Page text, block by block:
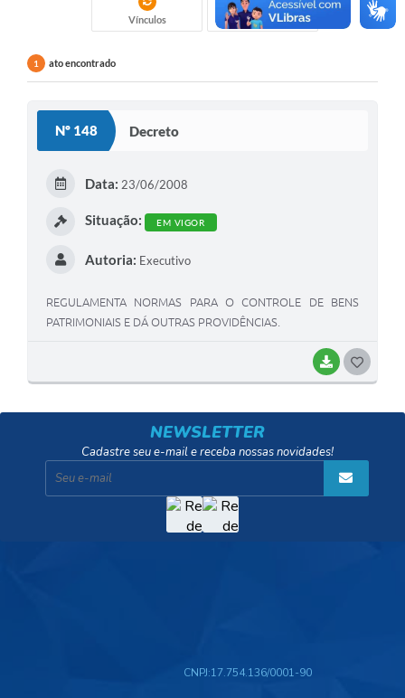
Vínculos Gostei
1 ato encontrado
Nº 148 Decreto
BAIXAR
Data: 23/06/2008
Situação: EM VIGOR
Autoria: Executivo
REGULAMENTA NORMAS PARA O CONTROLE DE BENS
PATRIMONIAIS E DÁ OUTRAS PROVIDÊNCIAS.
NEWSLETTER
Cadastre seu e-mail e receba nossas novidades!
CNPJ:17.754.136/0001-90